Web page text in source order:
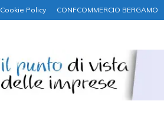
Cookie Policy CONFCOMMERCIO BERGAMO